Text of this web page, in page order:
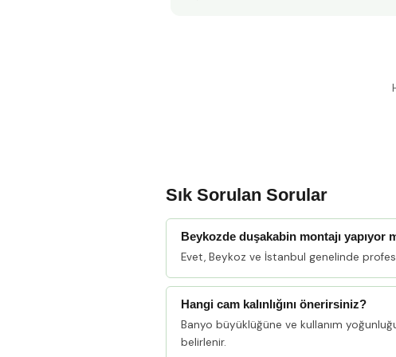
Sık Sorulan Sorular
Beykozde duşakabin montajı yapıyor
Evet, Beykoz ve İstanbul genelinde
Hangi cam kalınlığını önerirsiniz?
Banyo büyüklüğüne ve kullanım
belirlenir.